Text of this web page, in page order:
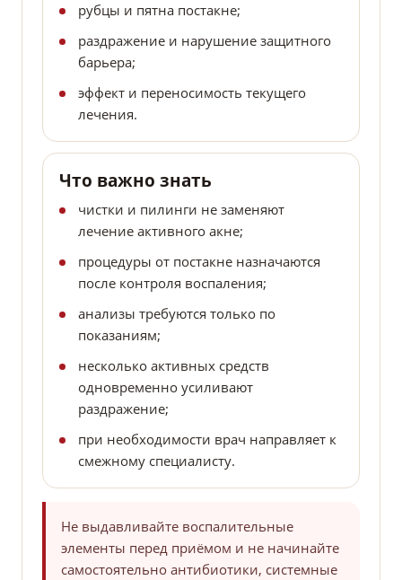
рубцы и пятна постакне;
раздражение и нарушение защитного
барьера;
эффект и переносимость текущего
лечения.
Что важно знать
чистки и пилинги не заменяют
лечение активного акне;
процедуры от постакне назначаются
после контроля воспаления;
анализы требуются только по
показаниям;
несколько активных средств
одновременно усиливают
раздражение;
при необходимости врач направляет к
смежному специалисту.
Не выдавливайте воспалительные
элементы перед приёмом и не начинайте
самостоятельно антибиотики, системные